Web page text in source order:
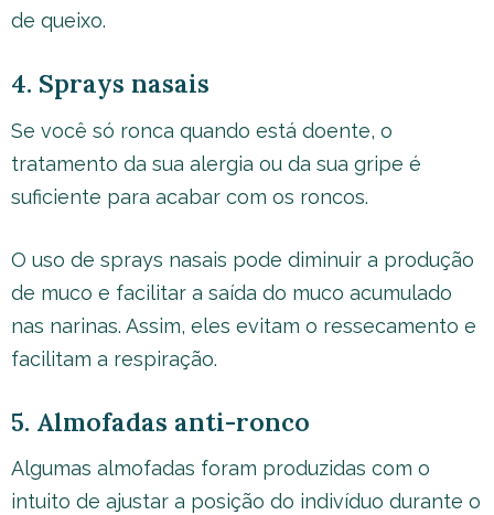
de queixo.
4. Sprays nasais
Se você só ronca quando está doente, o
tratamento da sua alergia ou da sua gripe é
suficiente para acabar com os roncos.
O uso de sprays nasais pode diminuir a produção
de muco e facilitar a saída do muco acumulado
nas narinas. Assim, eles evitam o ressecamento e
facilitam a respiração.
5. Almofadas anti-ronco
Algumas almofadas foram produzidas com o
intuito de ajustar a posição do indivíduo durante o